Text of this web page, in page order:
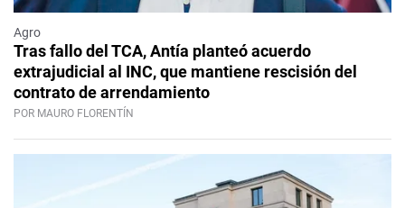
Agro
Tras fallo del TCA, Antía planteó acuerdo
extrajudicial al INC, que mantiene rescisión del
contrato de arrendamiento
POR MAURO FLORENTÍN